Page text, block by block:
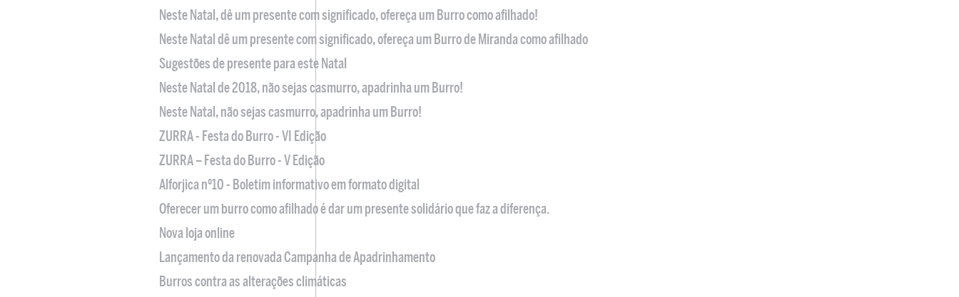
Neste Natal, dê um presente com significado, ofereça um Burro como afilhado!
Neste Natal dê um presente com significado, ofereça um Burro de Miranda como afilhado
Sugestões de presente para este Natal
Neste Natal de 2018, não sejas casmurro, apadrinha um Burro!
Neste Natal, não sejas casmurro, apadrinha um Burro!
ZURRA - Festa do Burro - VI Edição
ZURRA – Festa do Burro - V Edição
Alforjica nº10 - Boletim informativo em formato digital
Oferecer um burro como afilhado é dar um presente solidário que faz a diferença.
Nova loja online
Lançamento da renovada Campanha de Apadrinhamento
Burros contra as alterações climáticas